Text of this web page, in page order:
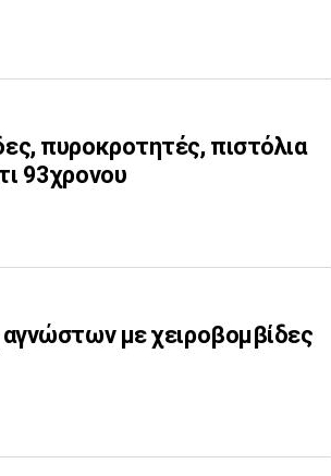
πυροκροτητές, πιστόλια
93χρονου
με χειροβομβίδες